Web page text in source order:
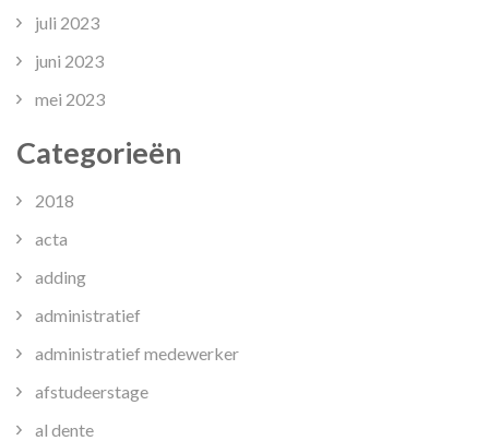
juli 2023
juni 2023
mei 2023
Categorieën
2018
acta
adding
administratief
administratief medewerker
afstudeerstage
al dente